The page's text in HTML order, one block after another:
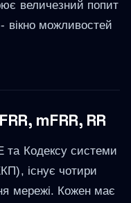
величезний попит
вікно можливостей
mFRR, RR
та Кодексу системи
існує чотири
мережі. Кожен має